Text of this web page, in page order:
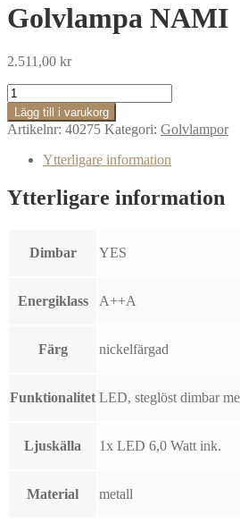
Golvlampa NAMI
2.511,00 kr
Golvlampa
NAMI
mängd
Lägg till i varukorg
Artikelnr: 40275 Kategori: Golvlampor
Ytterligare information
Ytterligare information
Dimbar YES
Energiklass A++A
Färg nickelfärgad
Funktionalitet LED, steglöst dimbar
Ljuskälla 1x LED 6,0 Watt ink.
Material metall